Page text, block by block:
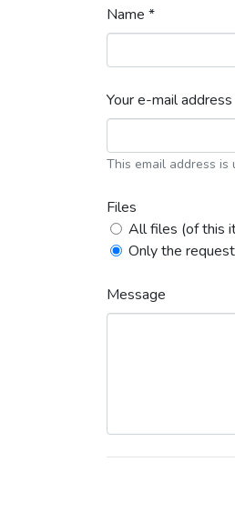
Name *
Your e-mail
This email address
Files
All files (of this
Only the
Message